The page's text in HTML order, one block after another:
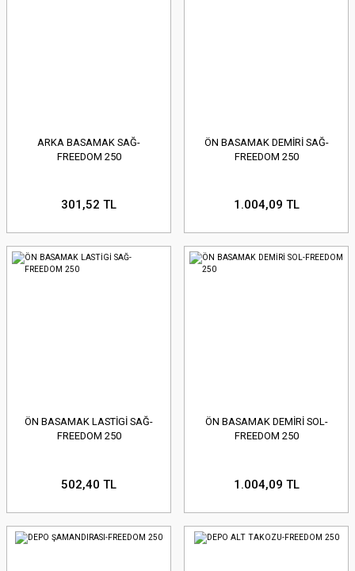
ARKA BASAMAK SAĞ-
FREEDOM 250
301,52 TL
ÖN BASAMAK DEMİRİ SAĞ-
FREEDOM 250
1.004,09 TL
ÖN BASAMAK LASTİGİ SAĞ-
FREEDOM 250
502,40 TL
ÖN BASAMAK DEMİRİ SOL-
FREEDOM 250
1.004,09 TL